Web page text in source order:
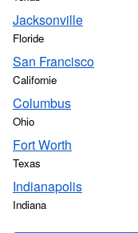
Jacksonville
Floride
San Francisco
Californie
Columbus
Ohio
Fort Worth
Texas
Indianapolis
Indiana